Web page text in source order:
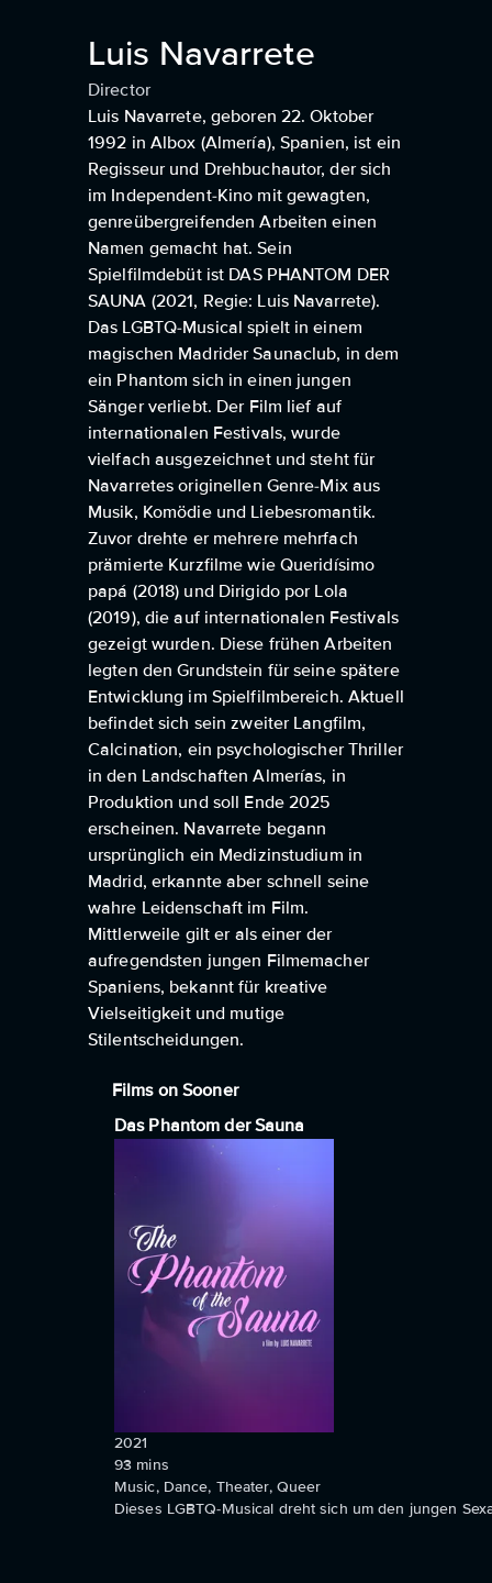
Luis Navarrete
Director
Luis Navarrete, geboren 22. Oktober
1992 in Albox (Almería), Spanien, ist ein
Regisseur und Drehbuchautor, der sich
im Independent-Kino mit gewagten,
genreübergreifenden Arbeiten einen
Namen gemacht hat. Sein
Spielfilmdebüt ist DAS PHANTOM DER
SAUNA (2021, Regie: Luis Navarrete).
Das LGBTQ-Musical spielt in einem
magischen Madrider Saunaclub, in dem
ein Phantom sich in einen jungen
Sänger verliebt. Der Film lief auf
internationalen Festivals, wurde
vielfach ausgezeichnet und steht für
Navarretes originellen Genre-Mix aus
Musik, Komödie und Liebesromantik.
Zuvor drehte er mehrere mehrfach
prämierte Kurzfilme wie Queridísimo
papá (2018) und Dirigido por Lola
(2019), die auf internationalen Festivals
gezeigt wurden. Diese frühen Arbeiten
legten den Grundstein für seine spätere
Entwicklung im Spielfilmbereich. Aktuell
befindet sich sein zweiter Langfilm,
Calcination, ein psychologischer Thriller
in den Landschaften Almerías, in
Produktion und soll Ende 2025
erscheinen. Navarrete begann
ursprünglich ein Medizinstudium in
Madrid, erkannte aber schnell seine
wahre Leidenschaft im Film.
Mittlerweile gilt er als einer der
aufregendsten jungen Filmemacher
Spaniens, bekannt für kreative
Vielseitigkeit und mutige
Stilentscheidungen.
Films on Sooner
Das Phantom der Sauna
2021
93 mins
Music, Dance, Theater, Queer
Dieses LGBTQ-Musical dreht sich um den jungen